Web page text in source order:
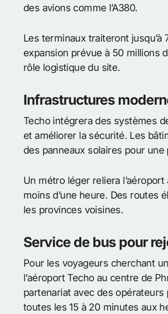
des avions comme l’A380.
Les terminaux traiteront
expansion prévue à 50 millions
rôle logistique du site.
Infrastructures
Techo intégrera des systèmes
et améliorer la sécurité. Les
des panneaux solaires pour une
Un métro léger reliera
moins d’une heure. Des routes
les provinces voisines.
Service de bus pour
Pour les voyageurs cherchant
l’aéroport Techo au centre de
partenariat avec des
toutes les 15 à 20 minutes aux